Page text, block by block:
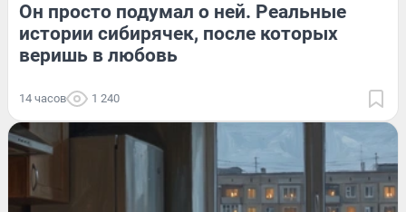
Он просто подумал о ней. Реальные
истории сибирячек, после которых
веришь в любовь
14 часов 1 240